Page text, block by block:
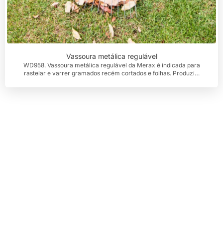
Vassoura metálica regulável
WD958. Vassoura metálica regulável da Merax é indicada para
rastelar e varrer gramados recém cortados e folhas. Produzi…